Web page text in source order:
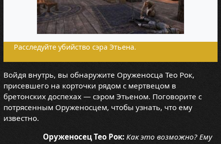
Расследуйте убийство сэра Этьена.
Войдя внутрь, вы обнаружите Оруженосца Тео Рок,
присевшего на корточки рядом с мертвецом в
бретонских доспехах — сэром Этьеном. Поговорите с
потрясенным Оруженосцем, чтобы узнать, что ему
известно.
Оруженосец Тео Рок: Как это возможно? Ему